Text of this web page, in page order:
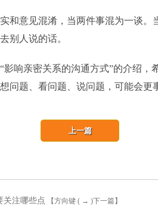
意见混淆，当两件事混为一谈。
别人说的话。
亲密关系的沟通方式”的介绍，
问题、看问题、说问题，可能会更
关注哪些点 【方向键 ( → )下一篇】
上一篇